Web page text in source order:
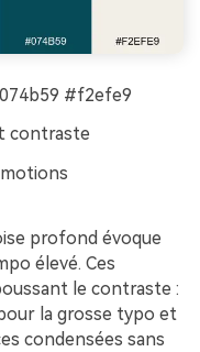
#f2efe9
contraste
profond évoque
élevé. Ces
le contraste :
la grosse typo et
condensées sans